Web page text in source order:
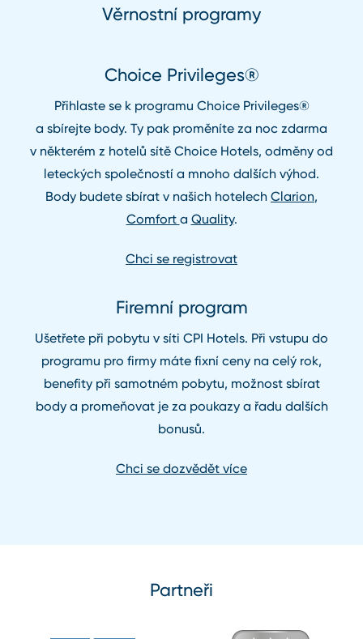
Věrnostní programy
Choice Privileges®
Přihlaste se k programu Choice Privileges®
a sbírejte body. Ty pak proměníte za noc zdarma
v některém z hotelů sítě Choice Hotels, odměny od
leteckých společností a mnoho dalších výhod.
Body budete sbírat v našich hotelech Clarion,
Comfort a Quality.
Chci se registrovat
Firemní program
Ušetřete při pobytu v síti CPI Hotels. Při vstupu do
programu pro firmy máte fixní ceny na celý rok,
benefity při samotném pobytu, možnost sbírat
body a promeňovat je za poukazy a řadu dalších
bonusů.
Chci se dozvědět více
Partneři